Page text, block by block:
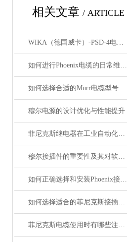
相关文章 / ARTICLE
WIKA（德国威卡）-PSD-4电子压力开关
如何进行Phoenix电缆的日常维护和保养？
如何选择合适的Murr电缆型号和规格？
穆尔电源的设计优化与性能提升
菲尼克斯继电器在工业自动化中的作用
穆尔接插件的重要性及其对软件开发的影响
如何正确选择和安装Phoenix接插件以确保其性能？
如何选择适合的菲尼克斯接插件？
菲尼克斯电缆使用时有哪些注意事项？